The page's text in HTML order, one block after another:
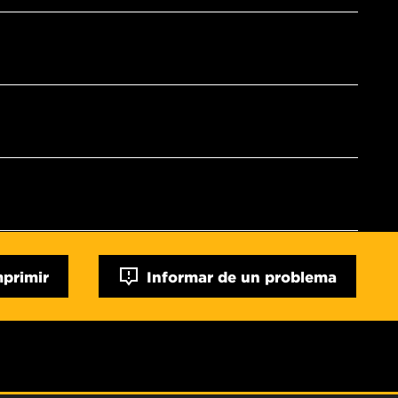
Informar de un problema